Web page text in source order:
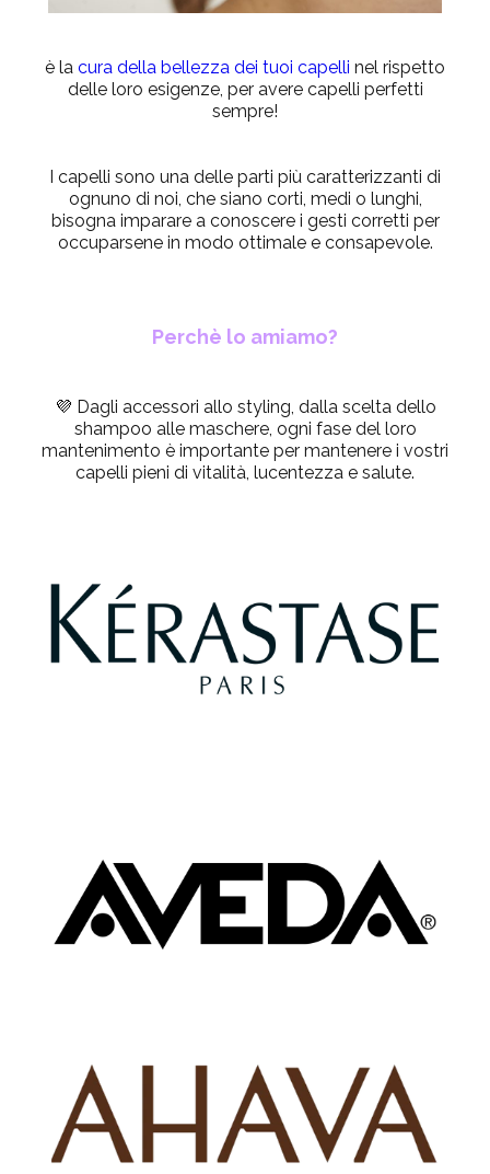
è la cura della bellezza dei tuoi capelli nel rispetto
delle loro esigenze, per avere capelli perfetti
sempre!
I capelli sono una delle parti più caratterizzanti di
ognuno di noi, che siano corti, medi o lunghi,
bisogna imparare a conoscere i gesti corretti per
occuparsene in modo ottimale e consapevole.
Perchè lo amiamo?
💜 Dagli accessori allo styling, dalla scelta dello
shampoo alle maschere, ogni fase del loro
mantenimento è importante per mantenere i vostri
capelli pieni di vitalità, lucentezza e salute.